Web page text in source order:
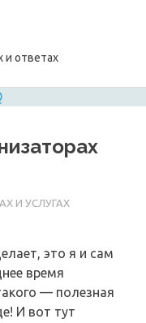
и ответах
И УСЛУГАХ
это я и сам
время
— полезная
И вот тут